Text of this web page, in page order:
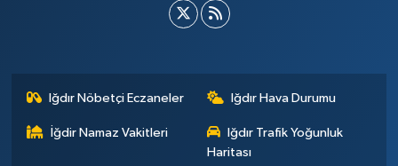
Iğdır Nöbetçi Eczaneler Iğdır Hava Durumu
İğdir Namaz Vakitleri
Iğdır Trafik Yoğunluk
Haritası